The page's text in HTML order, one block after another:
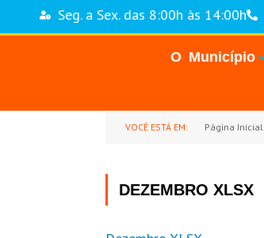
Seg. a Sex. das 8:00h às 14:00h
O Município
VOCÊ ESTÁ EM: Página Inicial
DEZEMBRO XLSX